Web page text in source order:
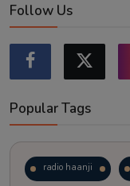
Follow Us
Popular Tags
radio haanji